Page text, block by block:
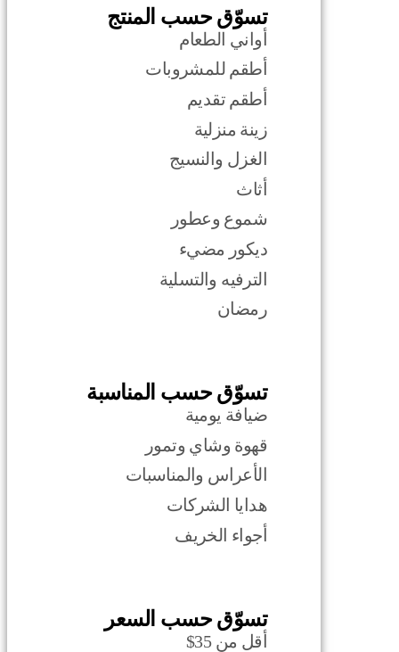
تسوّق حسب المنتج
أواني الطعام
أطقم للمشروبات
أطقم تقديم
زينة منزلية
الغزل والنسيج
أثاث
شموع وعطور
ديكور مضيء
الترفيه والتسلية
رمضان
تسوّق حسب المناسبة
ضيافة يومية
قهوة وشاي وتمور
الأعراس والمناسبات
هدايا الشركات
أجواء الخريف
تسوّق حسب السعر
أقل من 35$